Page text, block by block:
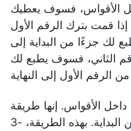
الأقواس، فسوف يعطيك
قمت بترك الرقم الأول
لك جزءًا من البداية إلى
الثاني، فسوف يطبع لك
الأقواس. إنها طريقة
سهلة للبدء من نهاية السلسلة بدلاً من البداية. بهذه الطريقة، -3